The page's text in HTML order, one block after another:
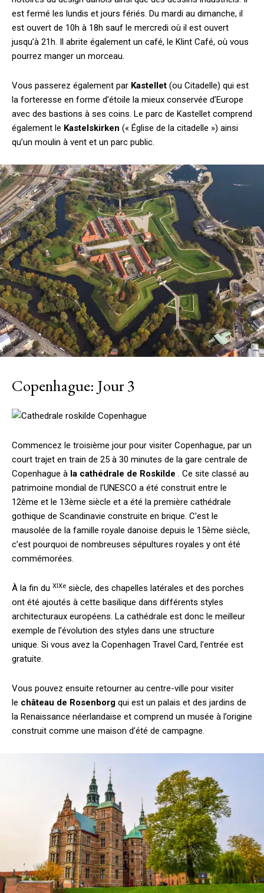
est fermé les lundis et jours fériés. Du mardi au dimanche, il
est ouvert de 10h à 18h sauf le mercredi où il est ouvert
jusqu’à 21h. Il abrite également un café, le Klint Café, où vous
pourrez manger un morceau.
Vous passerez également par Kastellet (ou Citadelle) qui est
la forteresse en forme d’étoile la mieux conservée d’Europe
avec des bastions à ses coins. Le parc de Kastellet comprend
également le Kastelskirken (« Église de la citadelle ») ainsi
qu’un moulin à vent et un parc public.
Copenhague: Jour 3
Commencez le troisième jour pour visiter Copenhague, par un
court trajet en train de 25 à 30 minutes de la gare centrale de
Copenhague à la cathédrale de Roskilde . Ce site classé au
patrimoine mondial de l’UNESCO a été construit entre le
12ème et le 13ème siècle et a été la première cathédrale
gothique de Scandinavie construite en brique. C’est le
mausolée de la famille royale danoise depuis le 15ème siècle,
c’est pourquoi de nombreuses sépultures royales y ont été
commémorées.
À la fin du XIXe siècle, des chapelles latérales et des porches
ont été ajoutés à cette basilique dans différents styles
architecturaux européens. La cathédrale est donc le meilleur
exemple de l’évolution des styles dans une structure
unique. Si vous avez la Copenhagen Travel Card, l’entrée est
gratuite.
Vous pouvez ensuite retourner au centre-ville pour visiter
le château de Rosenborg qui est un palais et des jardins de
la Renaissance néerlandaise et comprend un musée à l’origine
construit comme une maison d’été de campagne.